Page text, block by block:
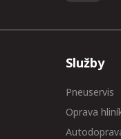
Služby
Pneuservis
Oprava